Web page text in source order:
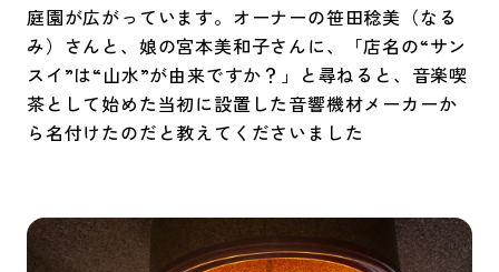
庭園が広がっています。オーナーの笹田稔美（なる
み）さんと、娘の宮本美和子さんに、「店名の“サン
スイ”は“山水”が由来ですか？」と尋ねると、音楽喫
茶として始めた当初に設置した音響機材メーカーか
ら名付けたのだと教えてくださいました